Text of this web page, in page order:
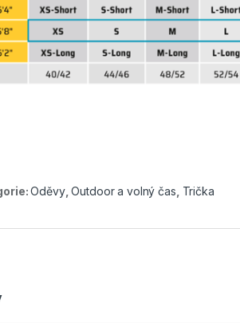
Oděvy,Outdoor a volný čas Trička